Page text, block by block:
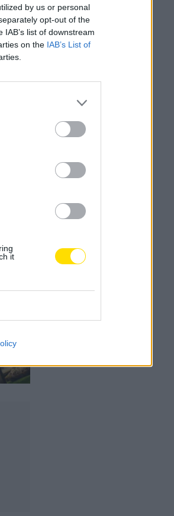
by us or personal
opt-out of the
list of downstream
on the IAB’s List of
it